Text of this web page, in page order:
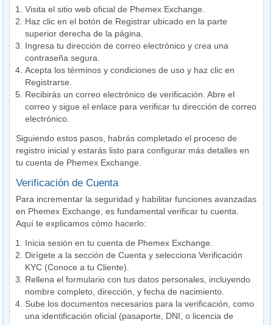
Visita el sitio web oficial de Phemex Exchange.
Haz clic en el botón de Registrar ubicado en la parte
superior derecha de la página.
Ingresa tu dirección de correo electrónico y crea una
contraseña segura.
Acepta los términos y condiciones de uso y haz clic en
Registrarse.
Recibirás un correo electrónico de verificación. Abre el
correo y sigue el enlace para verificar tu dirección de correo
electrónico.
Siguiendo estos pasos, habrás completado el proceso de
registro inicial y estarás listo para configurar más detalles en
tu cuenta de Phemex Exchange.
Verificación de Cuenta
Para incrementar la seguridad y habilitar funciones avanzadas
en Phemex Exchange, es fundamental verificar tu cuenta.
Aquí te explicamos cómo hacerlo:
Inicia sesión en tu cuenta de Phemex Exchange.
Dirígete a la sección de Cuenta y selecciona Verificación
KYC (Conoce a tu Cliente).
Rellena el formulario con tus datos personales, incluyendo
nombre completo, dirección, y fecha de nacimiento.
Sube los documentos necesarios para la verificación, como
una identificación oficial (pasaporte, DNI, o licencia de